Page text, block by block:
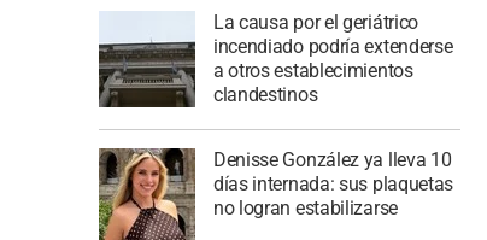
La causa por el geriátrico
incendiado podría extenderse
a otros establecimientos
clandestinos
Denisse González ya lleva 10
días internada: sus plaquetas
no logran estabilizarse